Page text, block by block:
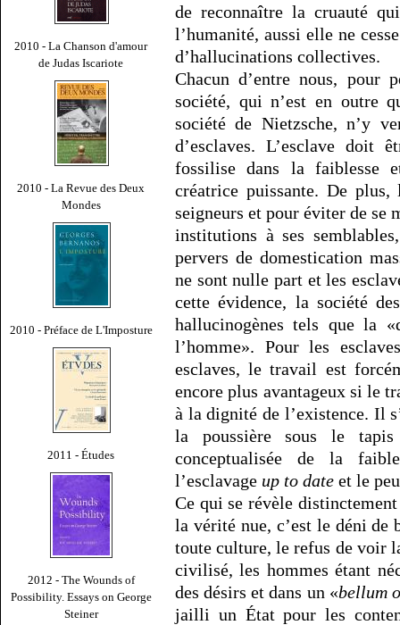
2010 - La Chanson d'amour
de Judas Iscariote
2010 - La Revue des Deux
Mondes
2010 - Préface de L'Imposture
2011 - Études
2012 - The Wounds of
Possibility. Essays on George
Steiner
de reconnaître la cruauté
l’humanité, aussi elle ne
d’hallucinations collectives.
Chacun d’entre nous, pour
société, qui n’est en outre
société de Nietzsche, n’y
d’esclaves. L’esclave doit
fossilise dans la faiblesse
créatrice puissante. De
seigneurs et pour éviter de se
institutions à ses
pervers de domestication
ne sont nulle part et les
cette évidence, la société
hallucinogènes tels que la
l’homme». Pour les
esclaves, le travail est
encore plus avantageux si le
à la dignité de l’existence. Il
la poussière sous le
conceptualisée de la
l’esclavage up to date et le
Ce qui se révèle
la vérité nue, c’est le déni de
toute culture, le refus de voir
civilisé, les hommes étant
des désirs et dans un «bellum
jailli un État pour les